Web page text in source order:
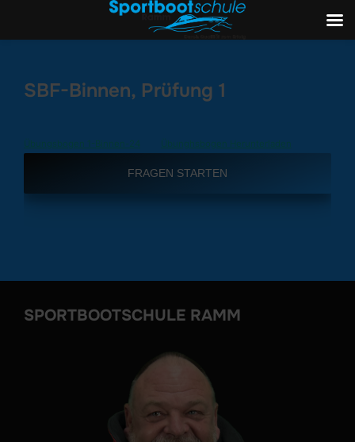
springenSBF-Binnen, Prüfung 1
Übungsbogen 1-Binnen-24 Übunghsbogen Herunterladen
FRAGEN STARTEN
SPORTBOOTSCHULE RAMM